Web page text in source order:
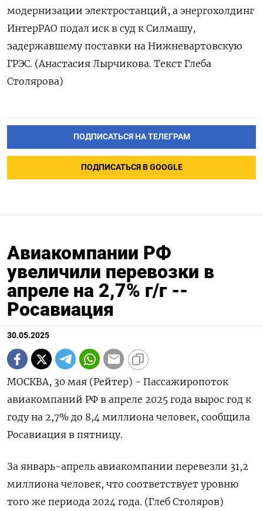
модернизации электростанций, а энергохолдинг
ИнтерРАО подал иск в суд к Силмашу,
задержавшему поставки на Нижневартовскую
ГРЭС. (Анастасия Лырчикова. Текст Глеба
Столярова)
ПОДПИСАТЬСЯ НА ТЕЛЕГРАМ
ПОДПИСАТЬСЯ В GOOGLE
Авиакомпании РФ
увеличили перевозки в
апреле на 2,7% г/г --
Росавиация
30.05.2025
МОСКВА, 30 мая (Рейтер) - Пассажиропоток
авиакомпаний РФ в апреле 2025 года вырос год к
году на 2,7% до 8,4 миллиона человек, сообщила
Росавиация в пятницу.
За январь-апрель авиакомпании перевезли 31,2
миллиона человек, что соответствует уровню
того же периода 2024 года. (Глеб Столяров)